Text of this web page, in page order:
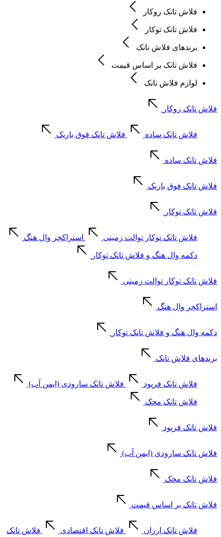
فلاش تانک روکار
فلاش تانک توکار
برندهای فلاش تانک
فلاش تانک بر اساس قیمت
لوازم فلاش تانک
فلاش تانک روکار
فلاش تانک ساده فلاش تانک فوق باریک
فلاش تانک ساده
فلاش تانک فوق باریک
فلاش تانک توکار
فلاش تانک توکار توالت زمینی استراکچر وال هنگ
دکمه وال هنگ و فلاش تانک توکار
فلاش تانک توکار توالت زمینی
استراکچر وال هنگ
دکمه وال هنگ و فلاش تانک توکار
برندهای فلاش تانک
فلاش تانک فرپود فلاش تانک سارودی (ایمن آب)
فلاش تانک محک
فلاش تانک فرپود
فلاش تانک سارودی (ایمن آب)
فلاش تانک محک
فلاش تانک بر اساس قیمت
فلاش تانک ارزان فلاش تانک اقتصادی فلاش تانک